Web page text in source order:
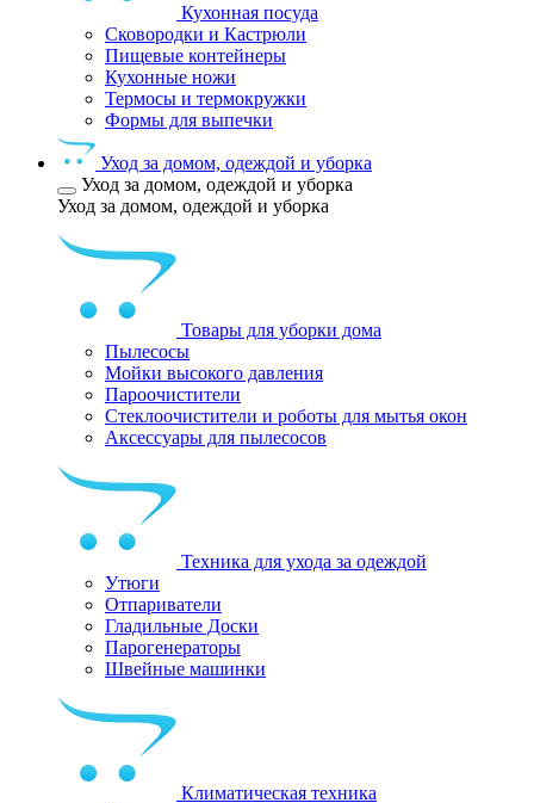
Кухонная посуда
Сковородки и Кастрюли
Пищевые контейнеры
Кухонные ножи
Термосы и термокружки
Формы для выпечки
Уход за домом, одеждой и уборка
Уход за домом, одеждой и уборка
Уход за домом, одеждой и уборка
Товары для уборки дома
Пылесосы
Мойки высокого давления
Пароочистители
Стеклоочистители и роботы для мытья окон
Аксессуары для пылесосов
Техника для ухода за одеждой
Утюги
Отпариватели
Гладильные Доски
Парогенераторы
Швейные машинки
Климатическая техника